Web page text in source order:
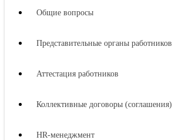
Общие вопросы
Представительные органы работников
Аттестация работников
Коллективные договоры (соглашения)
HR-менеджмент